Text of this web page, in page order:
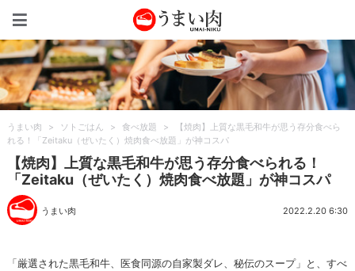
うまい肉 > ソトごはん > 食べ放題 >
【焼肉】上質な黒毛和牛が思う存分食べら
れる！「Zeitaku（ぜいたく）焼肉食べ放題」が神コスパ
【焼肉】上質な黒毛和牛が思う存分食べられる！
「Zeitaku（ぜいたく）焼肉食べ放題」が神コスパ
うまい肉 2022.2.20 6:30
「厳選された黒毛和牛、医食同源の自家製ダレ、秘伝のスープ」と、すべ